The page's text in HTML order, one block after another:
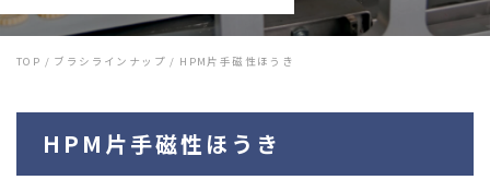
TOP / ブラシラインナップ / HPM片手磁性ほうき
HPM片手磁性ほうき